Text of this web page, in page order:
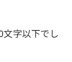
字以下でし